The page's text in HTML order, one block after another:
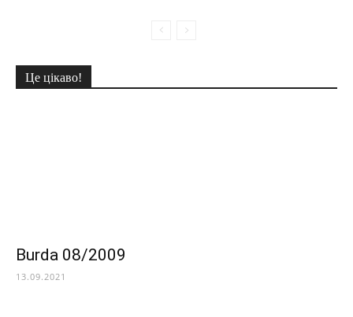
Це цікаво!
Burda 08/2009
13.09.2021